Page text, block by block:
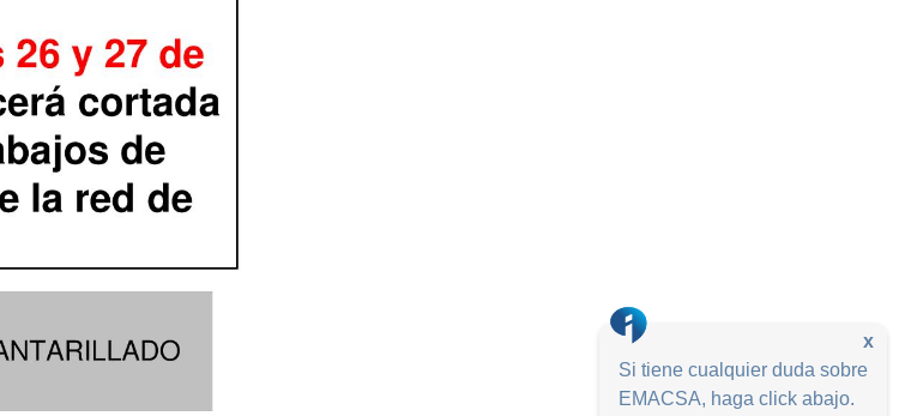
x
Si tiene cualquier duda sobre
EMACSA, haga click abajo.